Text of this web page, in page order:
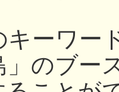
キーワー
」のブー